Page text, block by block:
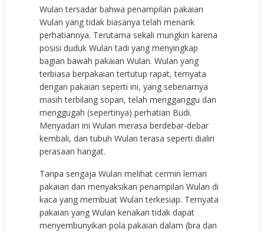
Wulan tersadar bahwa penampilan pakaian
Wulan yang tidak biasanya telah menarik
perhatiannya. Terutama sekali mungkin karena
posisi duduk Wulan tadi yang menyingkap
bagian bawah pakaian Wulan. Wulan yang
terbiasa berpakaian tertutup rapat, ternyata
dengan pakaian seperti ini, yang sebenarnya
masih terbilang sopan, telah mengganggu dan
menggugah (sepertinya) perhatian Budi.
Menyadari ini Wulan merasa berdebar-debar
kembali, dan tubuh Wulan terasa seperti dialiri
perasaan hangat.
Tanpa sengaja Wulan melihat cermin lemari
pakaian dan menyaksikan penampilan Wulan di
kaca yang membuat Wulan terkesiap. Ternyata
pakaian yang Wulan kenakan tidak dapat
menyembunyikan pola pakaian dalam (bra dan